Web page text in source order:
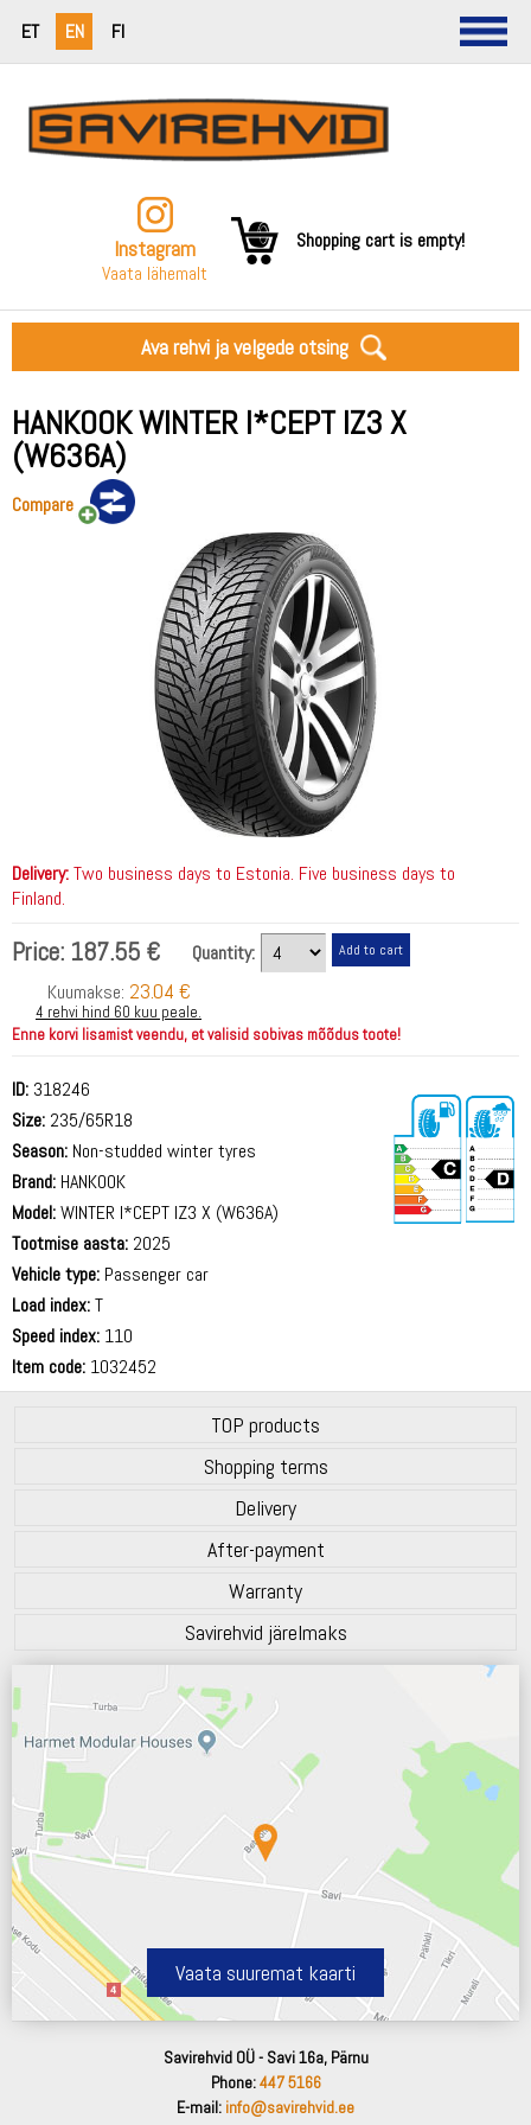
ET EN FI
Instagram
Vaata lähemalt
Shopping cart is empty!
Ava rehvi ja velgede otsing
HANKOOK WINTER I*CEPT IZ3 X
(W636A)
Compare
Delivery:Two business days to Estonia. Five business days to
Finland.
Price: 187.55 €
Quantity:
Kuumakse: 23.04 €
4 rehvi hind 60 kuu peale.
Enne korvi lisamist veendu, et valisid sobivas mõõdus toote!
ID: 318246
Size: 235/65R18
Season: Non-studded winter tyres
Brand: HANKOOK
Model:WINTER I*CEPT IZ3 X (W636A)
Tootmise aasta: 2025
Vehicle type: Passenger car
Load index:T
Speed index: 110
Item code: 1032452
TOP products
Shopping terms
Delivery
After-payment
Warranty
Savirehvid järelmaks
Vaata suuremat kaarti
Savirehvid OÜ - Savi 16a, Pärnu
Phone:447 5166
E-mail: info@savirehvid.ee